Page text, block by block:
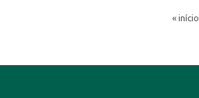
« início